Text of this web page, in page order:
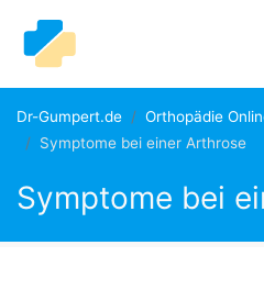
Dr-Gumpert.de Orthopädie
Symptome bei einer Arthrose
Symptome bei